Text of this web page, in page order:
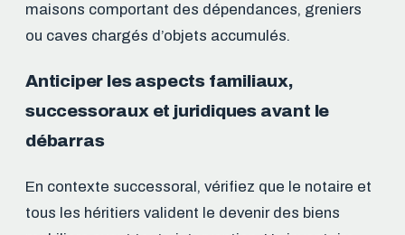
maisons comportant des dépendances, greniers
ou caves chargés d’objets accumulés.
Anticiper les aspects familiaux,
successoraux et juridiques avant le
débarras
En contexte successoral, vérifiez que le notaire et
tous les héritiers valident le devenir des biens